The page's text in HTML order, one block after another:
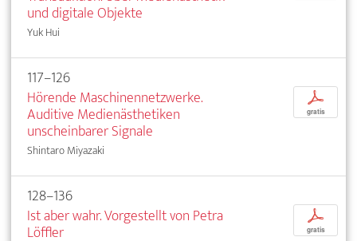
und digitale Objekte
Yuk Hui
117–126
Hörende Maschinennetzwerke.
Auditive Medienästhetiken
unscheinbarer Signale
Shintaro Miyazaki
p
gratis
128–136
Ist aber wahr. Vorgestellt von Petra
Löffler
p
gratis